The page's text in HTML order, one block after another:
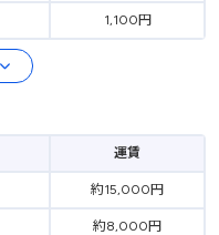
1,100円
運賃
約15,000円
約8,000円